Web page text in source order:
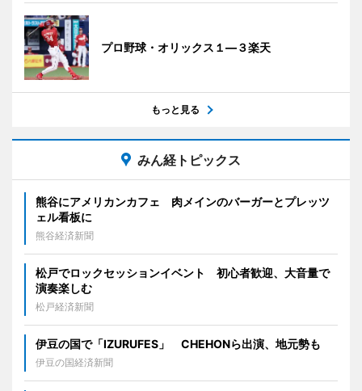
プロ野球・オリックス１―３楽天
もっと見る
みん経トピックス
熊谷にアメリカンカフェ 肉メインのバーガーとプレッツ
ェル看板に
熊谷経済新聞
松戸でロックセッションイベント 初心者歓迎、大音量で
演奏楽しむ
松戸経済新聞
伊豆の国で「IZURUFES」 CHEHONら出演、地元勢も
伊豆の国経済新聞